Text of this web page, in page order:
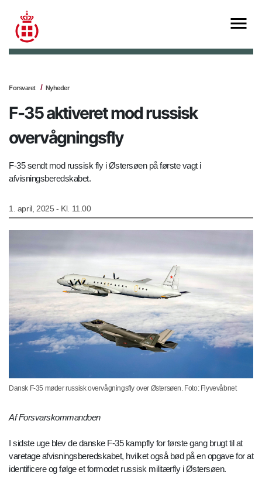
Forsvaret Nyheder
F-35 aktiveret mod russisk
overvågningsfly
F-35 sendt mod russisk fly i Østersøen på første vagt i
afvisningsberedskabet.
1. april, 2025 - Kl. 11.00
Dansk F-35 møder russisk overvågningsfly over Østersøen. Foto: Flyvevåbnet
Af Forsvarskommandoen
I sidste uge blev de danske F-35 kampfly for første gang brugt til at
varetage afvisningsberedskabet, hvilket også bød på en opgave for at
identificere og følge et formodet russisk militærfly i Østersøen.